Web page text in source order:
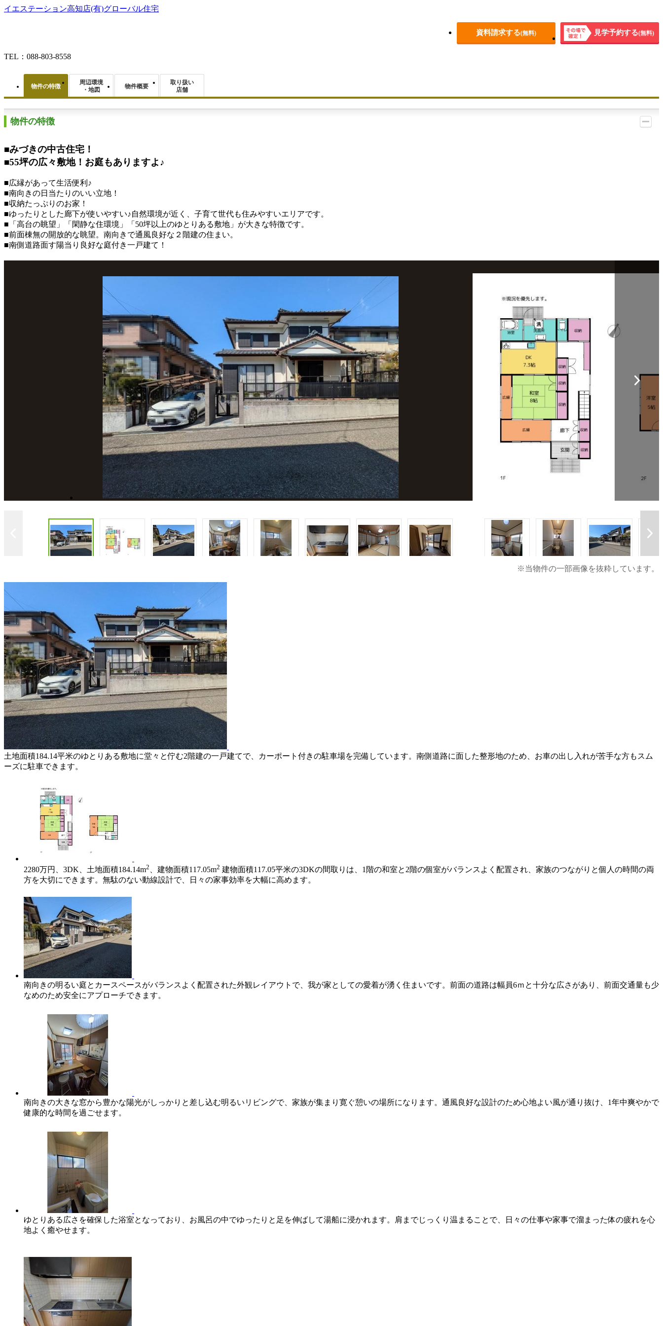
イエステーション高知店(有)グローバル住宅
資料請求する(無料)
その場
見学予約する(無料)
TEL：088-803-8558
物件の特徴
周辺環境
・地図
物件概要
取り扱い
店舗
物件の特徴
■みづきの中古住宅！
■55坪の広々敷地！お庭もありますよ♪
■広縁があって生活便利♪
■南向きの日当たりのいい立地！
■収納たっぷりのお家！
■ゆったりとした廊下が使いやすい♪自然環境が近く、子育て世代も住みやすいエリアです。
■「高台の眺望」「閑静な住環境」「50坪以上のゆとりある敷地」が大きな特徴です。
■前面棟無の開放的な眺望。南向きで通風良好な２階建の住まい。
■南側道路面す陽当り良好な庭付き一戸建て！
土地面積184.14平米のゆとりある敷地に堂々と佇む2階建の一戸建てで、カーポート付きの駐車場を完
備しています。南側道路に面した整形地のため、お車の出し入れが苦手な方もスムーズに駐車できま
す。
※当物件の一部画像を抜粋しています。
土地面積184.14平米のゆとりある敷地に堂々と佇む2階建の一戸建てで、カーポート付きの駐車場を完備しています。南側道路に面した整形地のため、お車の出し入れが苦手な方もスム
ーズに駐車できます。
2280万円、3DK、土地面積184.14m2 、建物面積117.05m2 建物面積117.05平米の3DKの間取りは、1階の和室と2階の個室がバランスよく配置され、家族のつながりと個人の時間の両
方を大切にできます。無駄のない動線設計で、日々の家事効率を大幅に高めます。
南向きの明るい庭とカースペースがバランスよく配置された外観レイアウトで、我が家としての愛着が湧く住まいです。前面の道路は幅員6ｍと十分な広さがあり、前面交通量も少
なめのため安全にアプローチできます。
南向きの大きな窓から豊かな陽光がしっかりと差し込む明るいリビングで、家族が集まり寛ぐ憩いの場所になります。通風良好な設計のため心地よい風が通り抜け、1年中爽やかで
健康的な時間を過ごせます。
ゆとりある広さを確保した浴室となっており、お風呂の中でゆったりと足を伸ばして湯船に浸かれます。肩までじっくり温まることで、日々の仕事や家事で溜まった体の疲れを心
地よく癒やせます。